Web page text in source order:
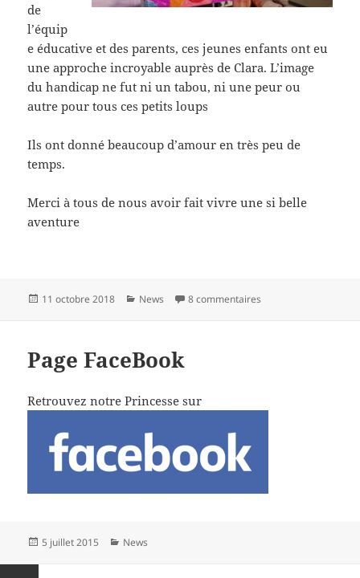
de
l’équip
e éducative et des parents, ces jeunes enfants ont eu
une approche incroyable auprès de Clara. L’image
du handicap ne fut ni un tabou, ni une peur ou
autre pour tous ces petits loups
Ils ont donné beaucoup d’amour en très peu de
temps.
Merci à tous de nous avoir fait vivre une si belle
aventure
Publié
11 octobre 2018 Catégories
News 8 commentaires
Page FaceBook
Retrouvez notre Princesse sur
Publié
5 juillet 2015 Catégories
News